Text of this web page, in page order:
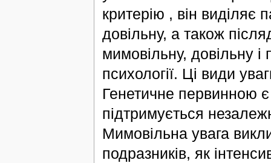
критерію , він виділяє
довільну, а також
мимовільну, довільну
психології. Ці види
Генетичне первинною
підтримується
Мимовільна увага
подразників, як